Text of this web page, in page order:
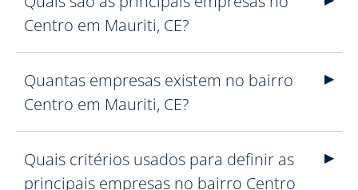
Centro em Mauriti, CE?
Quantas empresas existem no bairro
Centro em Mauriti, CE?
Quais critérios usados para definir as
principais empresas no bairro Centro